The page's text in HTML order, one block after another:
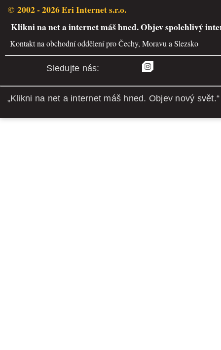
© 2002 - 2026 Eri Internet s.r.o.
Klikni na net a internet máš hned. Objev spolehlivý
Kontakt na obchodní oddělení pro Čechy, Moravu a Slezsko
Sledujte nás:
„Klikni na net a internet máš hned. Objev nový svět.“